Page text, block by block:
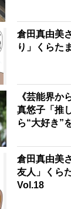
倉田真由美
り」くらた
《芸能界か
真悠子「推
ら“大好き”
場は「愛お
倉田真由美
友人」くら
Vol.18